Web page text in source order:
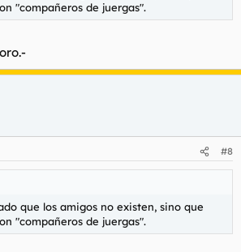
"compañeros de juergas".
#8
que los amigos no existen, sino que
"compañeros de juergas".